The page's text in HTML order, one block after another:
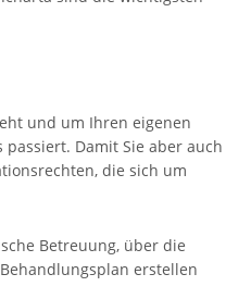
und um Ihren eigenen
Damit Sie aber auch
die sich um
Betreuung, über die
erstellen